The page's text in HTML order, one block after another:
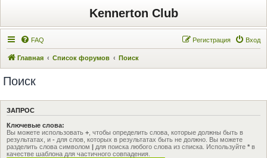
Kennerton Club
FAQ Вход
Регистрация
Главная Список форумов Поиск
Поиск
ЗАПРОС
Ключевые слова:
Вы можете использовать + , чтобы определить слова, которые должны быть в
результатах, и - для слов, которых в результатах быть не должно. Вы можете
разделить слова символом | для поиска любого слова из списка. Используйте * в
качестве шаблона для частичного совпадения.